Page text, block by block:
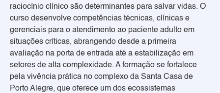
raciocínio clínico são determinantes para salvar vidas. O
curso desenvolve competências técnicas, clínicas e
gerenciais para o atendimento ao paciente adulto em
situações críticas, abrangendo desde a primeira
avaliação na porta de entrada até a estabilização em
setores de alta complexidade. A formação se fortalece
pela vivência prática no complexo da Santa Casa de
Porto Alegre, que oferece um dos ecossistemas